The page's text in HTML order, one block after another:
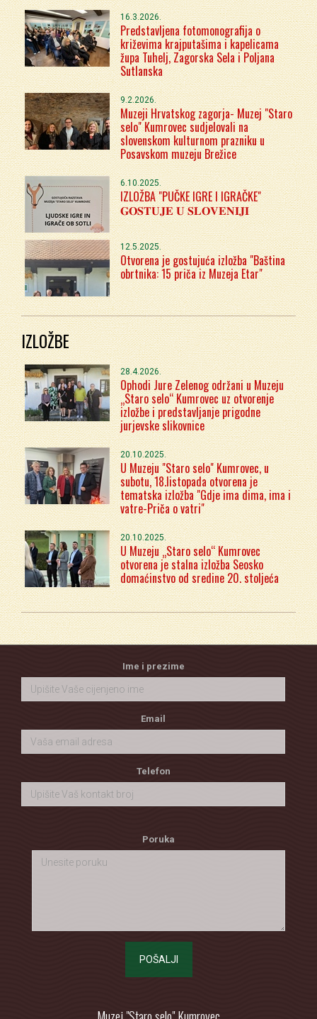
16.3.2026.
Predstavljena fotomonografija o
križevima krajputašima i kapelicama
župa Tuhelj, Zagorska Sela i Poljana
Sutlanska
9.2.2026.
Muzeji Hrvatskog zagorja- Muzej "Staro
selo" Kumrovec sudjelovali na
slovenskom kulturnom prazniku u
Posavskom muzeju Brežice
6.10.2025.
IZLOŽBA "PUČKE IGRE I IGRAČKE"
𝐆𝐎𝐒𝐓𝐔𝐉𝐄 𝐔 𝐒𝐋𝐎𝐕𝐄𝐍𝐈𝐉𝐈
12.5.2025.
Otvorena je gostujuća izložba "Baština
obrtnika: 15 priča iz Muzeja Etar"
IZLOŽBE
28.4.2026.
Ophodi Jure Zelenog održani u Muzeju
„Staro selo“ Kumrovec uz otvorenje
izložbe i predstavljanje prigodne
jurjevske slikovnice
20.10.2025.
U Muzeju "Staro selo" Kumrovec, u
subotu, 18.listopada otvorena je
tematska izložba "Gdje ima dima, ima i
vatre-Priča o vatri"
20.10.2025.
U Muzeju „Staro selo“ Kumrovec
otvorena je stalna izložba Seosko
domaćinstvo od sredine 20. stoljeća
Ime i prezime
Email
Telefon
Poruka
POŠALJI